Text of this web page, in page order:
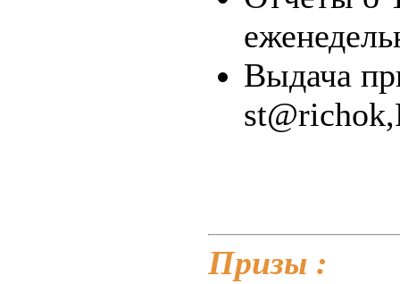
Выдача
Призы :